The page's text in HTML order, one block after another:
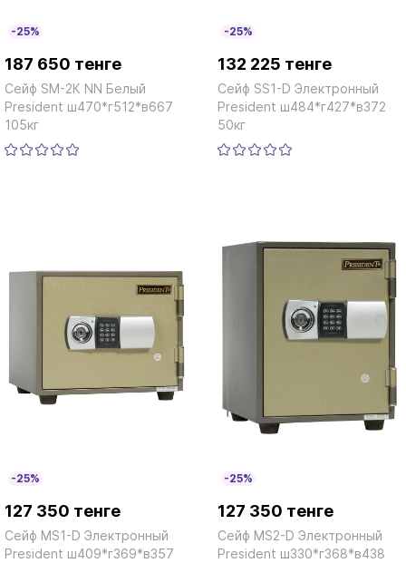
-25%
187 650 тенге
Сейф SM-2К NN Белый
President ш470*г512*в667
105кг
-25%
132 225 тенге
Сейф SS1-D Электронный
President ш484*г427*в372
50кг
-25%
127 350 тенге
Сейф MS1-D Электронный
President ш409*г369*в357
-25%
127 350 тенге
Сейф MS2-D Электронный
President ш330*г368*в438